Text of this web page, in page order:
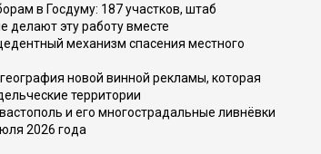
в Госдуму: 187 участков, штаб
делают эту работу вместе
механизм спасения местного
новой винной рекламы, которая
территории
и его многострадальные ливнёвки
2026 года